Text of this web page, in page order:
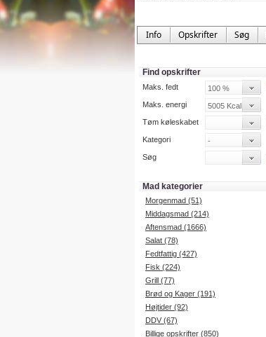
Info Opskrifter Søg
Find opskrifter
Maks. fedt
Maks. energi
Tøm køleskabet
Kategori
Søg
Mad kategorier
Morgenmad (51)
Middagsmad (214)
Aftensmad (1666)
Salat (78)
Fedtfattig (427)
Fisk (224)
Grill (77)
Brød og Kager (191)
Højtider (92)
DDV (67)
Billige opskrifter (850)